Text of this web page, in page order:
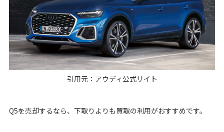
引用元： アウディ公式サイト
Q5を売却するなら、下取りよりも買取の利用がおすすめです。